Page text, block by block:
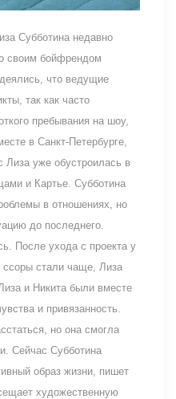
Субботина недавно
своим бойфрендом
что ведущие
так как часто
пребывания на шоу,
в Санкт-Петербурге,
Лиза уже обустроилась в
и Картье. Субботина
в отношениях, но
до последнего.
После ухода с проекта у
ссоры стали чаще, Лиза
и Никита были вместе
и привязанность.
но она смогла
Сейчас Субботина
образ жизни, пишет
художественную